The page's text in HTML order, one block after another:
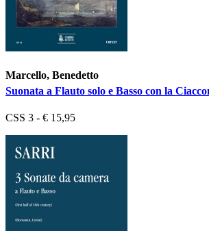
Marcello, Benedetto
Suonata a Flauto solo e Basso con la
CSS 3 - € 15,95